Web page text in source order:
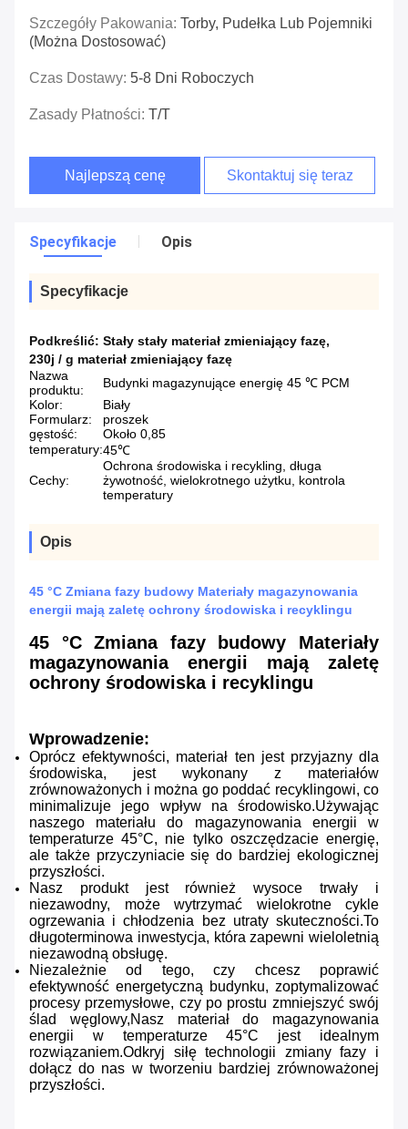
Szczegóły Pakowania: Torby, Pudełka Lub Pojemniki
(można Dostosować)
Czas Dostawy: 5-8 Dni Roboczych
Zasady Płatności: T/T
Najlepszą cenę Skontaktuj się teraz
Specyfikacje Opis
Specyfikacje
Podkreślić: Stały stały materiał zmieniający fazę,
230j / g materiał zmieniający fazę
Nazwa
produktu:
Budynki magazynujące energię 45 ℃ PCM
Kolor:
Biały
Formularz:
proszek
gęstość:
Około 0,85
temperatury:45℃
Cechy:
Ochrona środowiska i recykling, długa
żywotność, wielokrotnego użytku, kontrola
temperatury
Opis
45 °C Zmiana fazy budowy Materiały magazynowania
energii mają zaletę ochrony środowiska i recyklingu
45 °C Zmiana fazy budowy Materiały
magazynowania energii mają zaletę
ochrony środowiska i recyklingu
Wprowadzenie:
Oprócz efektywności, materiał ten jest przyjazny dla
środowiska, jest wykonany z materiałów
zrównoważonych i można go poddać recyklingowi, co
minimalizuje jego wpływ na środowisko.Używając
naszego materiału do magazynowania energii w
temperaturze 45°C, nie tylko oszczędzacie energię,
ale także przyczyniacie się do bardziej ekologicznej
przyszłości.
Nasz produkt jest również wysoce trwały i
niezawodny, może wytrzymać wielokrotne cykle
ogrzewania i chłodzenia bez utraty skuteczności.To
długoterminowa inwestycja, która zapewni wieloletnią
niezawodną obsługę.
Niezależnie od tego, czy chcesz poprawić
efektywność energetyczną budynku, zoptymalizować
procesy przemysłowe, czy po prostu zmniejszyć swój
ślad węglowy,Nasz materiał do magazynowania
energii w temperaturze 45°C jest idealnym
rozwiązaniem.Odkryj siłę technologii zmiany fazy i
dołącz do nas w tworzeniu bardziej zrównoważonej
przyszłości.